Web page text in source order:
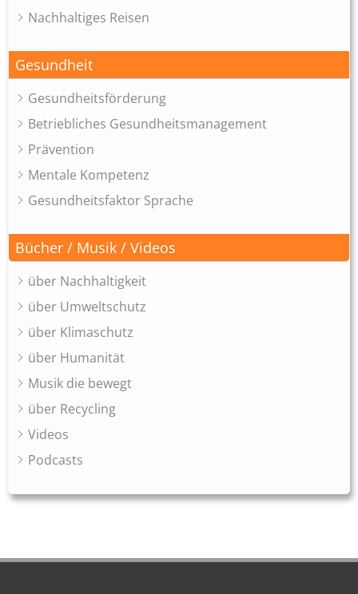
Nachhaltiges Reisen
Gesundheit
Gesundheitsförderung
Betriebliches Gesundheitsmanagement
Prävention
Mentale Kompetenz
Gesundheitsfaktor Sprache
Bücher / Musik / Videos
über Nachhaltigkeit
über Umweltschutz
über Klimaschutz
über Humanität
Musik die bewegt
über Recycling
Videos
Podcasts